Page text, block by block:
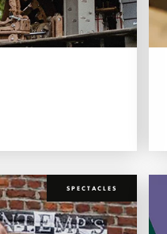
SPECTACLES